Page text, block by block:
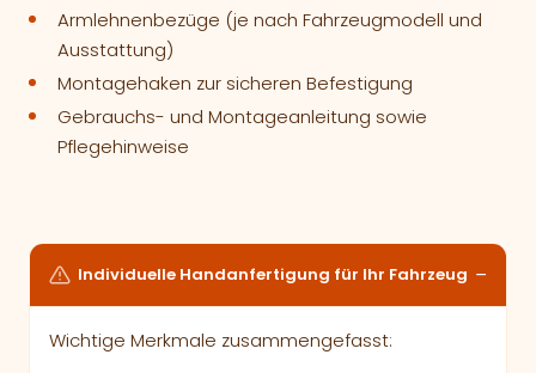
Armlehnenbezüge (je nach Fahrzeugmodell und
Ausstattung)
Montagehaken zur sicheren Befestigung
Gebrauchs- und Montageanleitung sowie
Pflegehinweise
Individuelle Handanfertigung für Ihr Fahrzeug
Wichtige Merkmale zusammengefasst: